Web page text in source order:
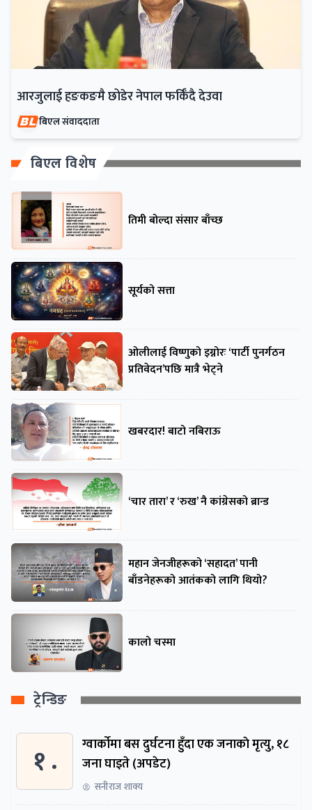
आरजुलाई हङकङमै छोडेर नेपाल फर्किँदै देउवा
बिएल संवाददाता
बिएल विशेष
तिमी बोल्दा संसार बाँच्छ
सूर्यको सत्ता
ओलीलाई विष्णुको इग्नोरः ‘पार्टी पुनर्गठन
प्रतिवेदन’पछि मात्रै भेट्ने
खबरदार! बाटो नबिराऊ
‘चार तारा’ र ‘रुख’ नै कांग्रेसको ब्रान्ड
महान जेनजीहरूको ‘सहादत’ पानी
बाँडनेहरूको आतंकको लागि थियो?
कालो चस्मा
ट्रेन्डिङ
१ .
ग्वार्काेमा बस दुर्घटना हुँदा एक जनाकाे मृत्यु, १८
जना घाइते (अपडेट)
सनीराज शाक्य